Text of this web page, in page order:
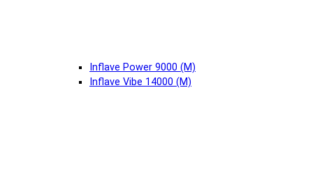
Inflave Power 9000 (М)
Inflave Vibe 14000 (М)